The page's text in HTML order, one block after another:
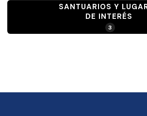
SANTUARIOS Y
DE INTERÉS
3